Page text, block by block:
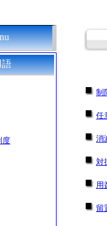
制
任
消
対
用
留
度